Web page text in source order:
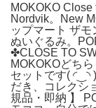
MOKOKO
Nordvik。New
ップマート ザモ
ぬいぐるみ。
✤CLOSE TO
MOKOKOどち
セットです(⁠
だき、コレクシ
規品・即納 】